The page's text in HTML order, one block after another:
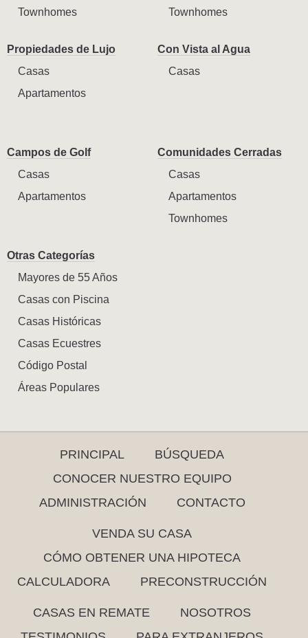
Townhomes
Townhomes
Propiedades de Lujo
Casas
Apartamentos
Con Vista al Agua
Casas
Campos de Golf
Casas
Apartamentos
Comunidades Cerradas
Casas
Apartamentos
Townhomes
Otras Categorías
Mayores de 55 Años
Casas con Piscina
Casas Históricas
Casas Ecuestres
Código Postal
Áreas Populares
PRINCIPAL
BÚSQUEDA
CONOCER NUESTRO EQUIPO
ADMINISTRACIÓN
CONTACTO
VENDA SU CASA
CÓMO OBTENER UNA HIPOTECA
CALCULADORA
PRECONSTRUCCIÓN
CASAS EN REMATE
NOSOTROS